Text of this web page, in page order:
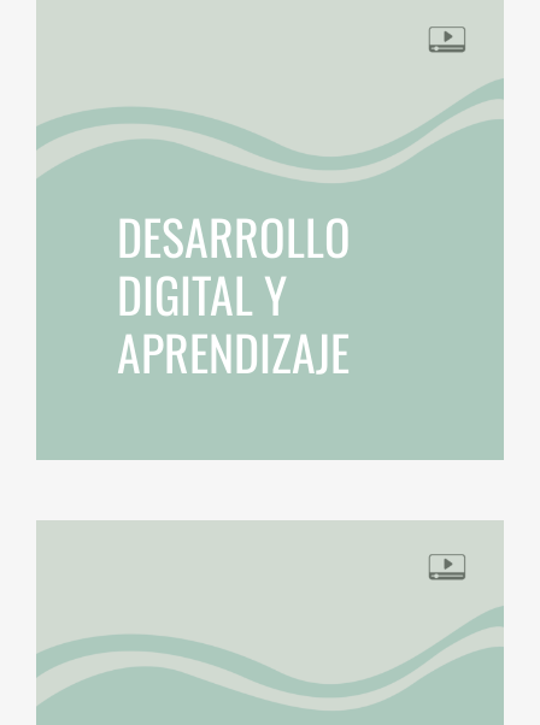
DESARROLLO
DIGITAL Y
APRENDIZAJE